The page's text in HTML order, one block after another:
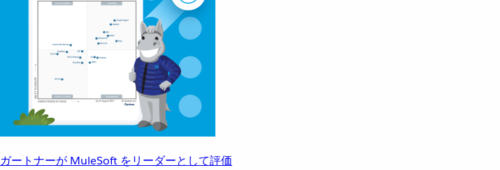
ガートナーが MuleSoft をリーダーとして評価